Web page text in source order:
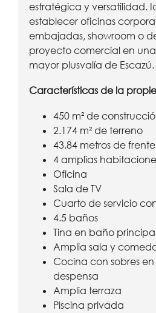
estratégica y versatilidad.
establecer oficinas
embajadas, showroom o
proyecto comercial en
mayor plusvalía de Escazú.
Características de la
450 m² de
2.174 m² de terreno
43.84 metros de frente
4 amplias
Oficina
Sala de TV
Cuarto de servicio
4.5 baños
Tina en baño
Amplia sala y
Cocina con sobres
despensa
Amplia terraza
Piscina privada